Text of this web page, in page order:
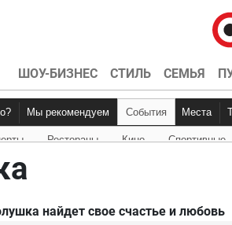
ШОУ-БИЗНЕС СТИЛЬ СЕМЬЯ
афиши Рецензии Куда пойти
Мы рекомендуем События Места
Рестораны Кино Спортивные
найдет свое счастье и любовь